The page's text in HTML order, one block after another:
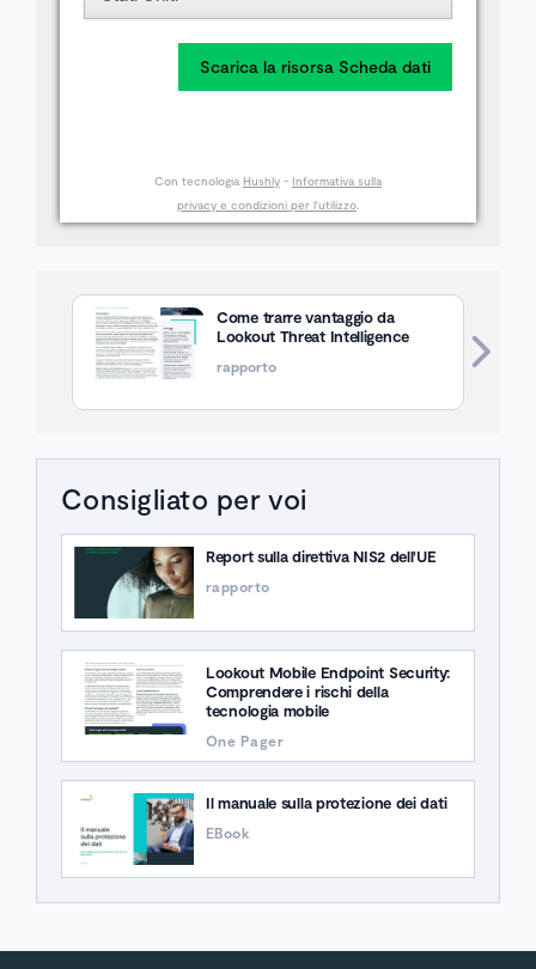
Scarica la risorsa Scheda dati
Con tecnologia Hushly - Informativa sulla
privacy e condizioni per l'utilizzo
Come trarre vantaggio da
Lookout Threat Intelligence
rapporto
Consigliato per voi
Report sulla direttiva NIS2 dell'UE
rapporto
Lookout Mobile Endpoint Security:
Comprendere i rischi della
tecnologia mobile
One Pager
Il manuale sulla protezione dei dati
EBook